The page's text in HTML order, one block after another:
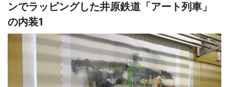
ンでラッピングした井原鉄道「アート列車」
の内装1